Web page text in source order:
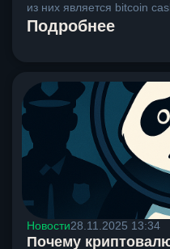
из них является bitcoin
Подробнее
Новости28.11.2025 13:34
Почему